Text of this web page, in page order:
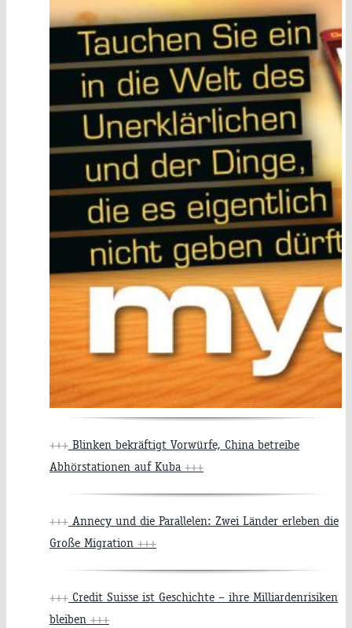
+++ Blinken bekräftigt Vorwürfe, China betreibe
Abhörstationen auf Kuba +++
+++ Annecy und die Parallelen: Zwei Länder erleben die
Große Migration +++
+++ Credit Suisse ist Geschichte – ihre Milliardenrisiken
bleiben +++